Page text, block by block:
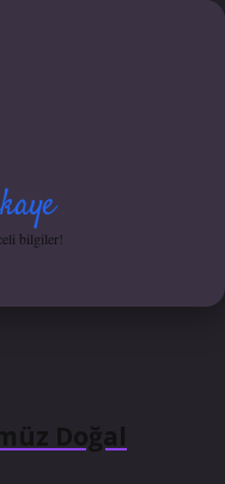
bilgiler!
Doğal